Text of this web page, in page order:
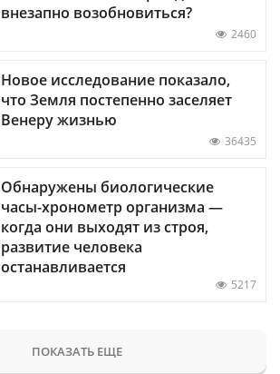
внезапно возобновиться?
2460
Новое исследование показало,
что Земля постепенно заселяет
Венеру жизнью
36435
Обнаружены биологические
часы-хронометр организма —
когда они выходят из строя,
развитие человека
останавливается
5217
ПОКАЗАТЬ ЕЩЕ